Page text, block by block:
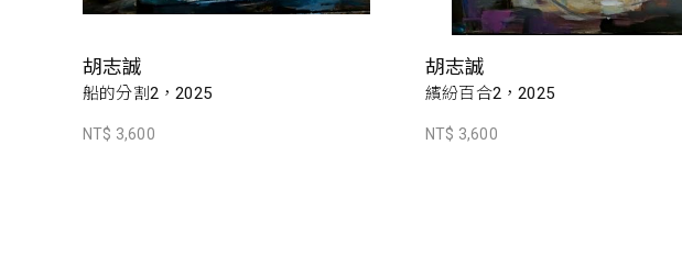
胡志誠
船的分割2，2025
NT$ 3,600
胡志誠
繽紛百合2，2025
NT$ 3,600